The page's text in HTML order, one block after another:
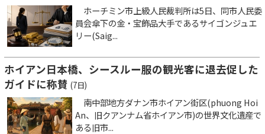
ホーチミン市上級人民裁判所は5日、同市人民委
員会傘下の金・宝飾品大手であるサイゴンジュエ
リー(Saig...
ホイアン日本橋、シースルー服の観光客に退去促した
ガイドに称賛 (7日)
南中部地方ダナン市ホイアン街区(phuong Hoi
An、旧クアンナム省ホイアン市)の世界文化遺産で
ある旧市...